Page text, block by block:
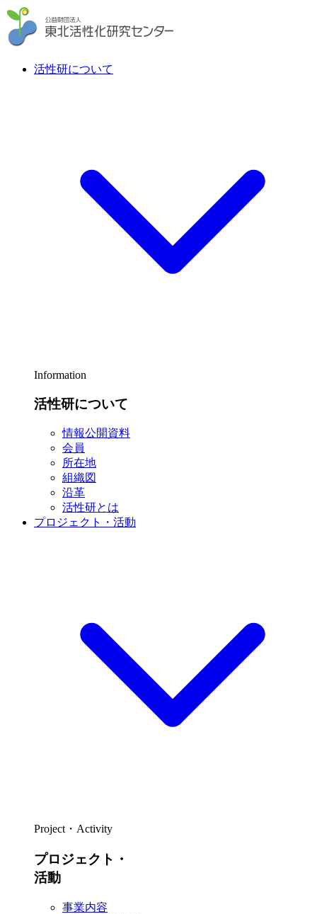
活性研について
Information
活性研について
情報公開資料
会員
所在地
組織図
沿革
活性研とは
プロジェクト・活動
Project・Activity
プロジェクト・
活動
事業内容